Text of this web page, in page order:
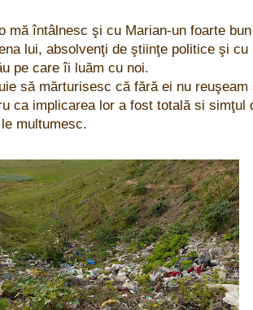
mă întâlnesc şi cu Marian-un foarte
lui, absolvenţi de ştiinţe politice şi
pe care îi luăm cu noi.
să mărturisesc că fără ei nu
ca implicarea lor a fost totală si simţul
multumesc.